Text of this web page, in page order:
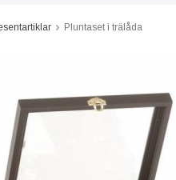
Pluntaset i trälåda